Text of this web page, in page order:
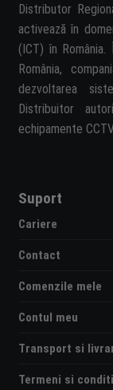
Distributor
activează în
(ICT) în
România,
dezvoltarea
Distribuitor
echipamente
Suport
Cariere
Contact
Comenzile mele
Contul meu
Transport si
Termeni si